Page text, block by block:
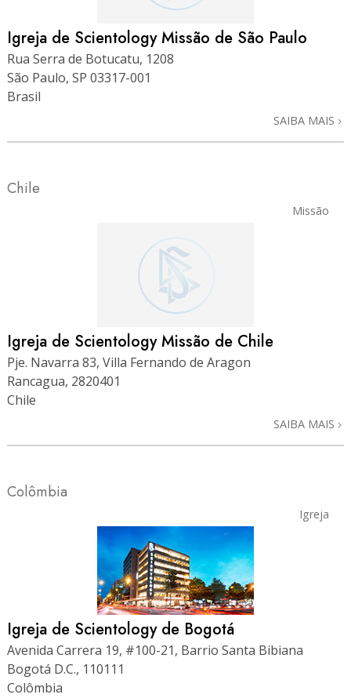
Igreja de Scientology Missão de São Paulo
Rua Serra de Botucatu, 1208
São Paulo, SP 03317-001
Brasil
SAIBA MAIS
Chile
Missão
Igreja de Scientology Missão de Chile
Pje. Navarra 83, Villa Fernando de Aragon
Rancagua, 2820401
Chile
SAIBA MAIS
Colômbia
Igreja
Igreja de Scientology de Bogotá
Avenida Carrera 19, #100-21, Barrio Santa Bibiana
Bogotá D.C., 110111
Colômbia